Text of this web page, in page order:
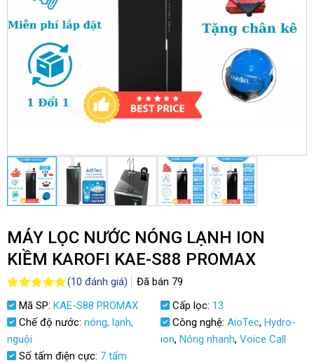
MÁY LỌC NƯỚC NÓNG LẠNH ION
KIỀM KAROFI KAE-S88 PROMAX
5.0
dựa trên
10
đánh giá
(10 đánh giá) Đã bán 79
Mã SP: KAE-S88 PROMAX Cấp lọc: 13
Chế độ nước: nóng, lạnh,
nguội
Công nghệ: AioTec, Hydro-
ion, Nóng nhanh, Voice Call
Số tấm điện cực: 7 tấm